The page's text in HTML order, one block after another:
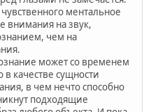
ментальное
внимания на звук,
чем на
может со временем
качестве сущности
в чем нечто способно
подходящие